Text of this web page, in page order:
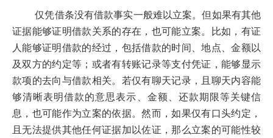
仅凭借条没有借款事实一般难以立案。但如果有其他
证据能够证明借款关系的存在，也可能立案。比如，有证
人能够证明借款的经过，包括借款的时间、地点、金额以
及双方的约定等；或者有转账记录等支付凭证，能够显示
款项的去向与借款相关。若仅有聊天记录，且聊天内容能
够清晰表明借款的意思表示、金额、还款期限等关键信
息，也可能作为立案的依据。然而，如果仅有口头约定，
且无法提供其他任何证据加以佐证，那么立案的可能性较